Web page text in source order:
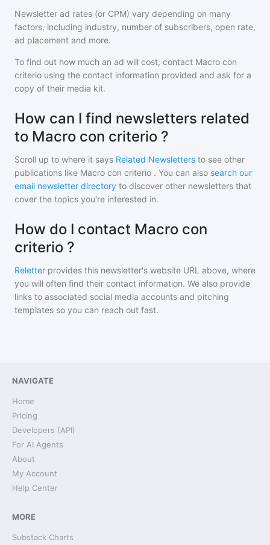
Newsletter ad rates (or CPM) vary depending on many
factors, including industry, number of subscribers, open rate,
ad placement and more.
To find out how much an ad will cost, contact Macro con
criterio using the contact information provided and ask for a
copy of their media kit.
How can I find newsletters related
to Macro con criterio ?
Scroll up to where it says Related Newsletters to see other
publications like Macro con criterio . You can also search our
email newsletter directory to discover other newsletters that
cover the topics you're interested in.
How do I contact Macro con
criterio ?
Reletter provides this newsletter's website URL above, where
you will often find their contact information. We also provide
links to associated social media accounts and pitching
templates so you can reach out fast.
NAVIGATE
Home
Pricing
Developers (API)
For AI Agents
About
My Account
Help Center
MORE
Substack Charts